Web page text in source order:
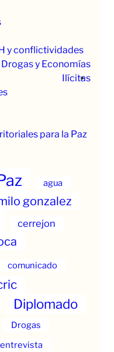
y conflictividades
y Economías
Ilícitas
para la Paz
agua
gonzalez
cerrejon
comunicado
Diplomado
Drogas
entrevista